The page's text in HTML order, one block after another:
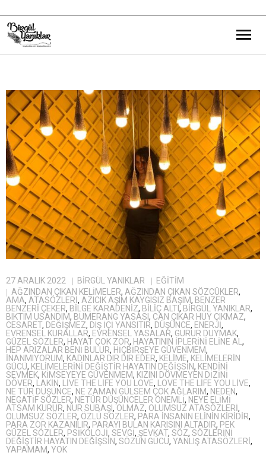
Eğitim Yazılarım
Gezi ve Kültür Yazılarım
Röportajlarım
Destek Olduğum Projeler
Yürüttüğüm Projeler
27 ARALIK 2022 BIRGÜL YANIKLAR
EĞITIM
AĞZINDAN ÇIKAN KELIMELER, AĞZINDAN ÇIKAN SÖZCÜKLER,
AMA, ATASÖZLERI, AZICIK AŞIM KAYGISIZ BAŞIM, BENZER
BENZERI ÇEKER, BILGE KARADENIZ, BILIÇ ALTI , BİRGÜL YANIKLAR,
BIKTIM USANDIM, BUMERANG YASASI , CAN ÇIKAR HUY ÇIKMAZ,
CESARET, DEĞIŞMEZ, DIŞ IÇI YANSITIR, DÜŞÜNCE, ENERJI,
EVRENSEL KURALLAR, EVRENSEL YASALAR, GURUR DUYMAK,
GÜZEL SÖZLER, HAYAT ÇOK ZOR, HAYATININ IPLERINI ELINE AL,
HEP ARIZALAR BENI BULUR, HIÇBIRŞEYE GÜVENMEM,
INANMIYORUM, KADINLAR DIR DIR EDER, KELIME, KELIMELERIN
GÜCÜ, KELIMELERINI DEĞIŞTIR HAYATIN DEĞIŞSIN, KENDINI
SEVMEK, KIMSEYEYE GÜVENMEM, KIZINI DÖVMEYEN DIZINI
DÖVER, LAKIN, LIVE THE LIFE YOU LOVE, LOVE THE LIFE YOU LIVE,
NE TÜR DÜŞÜNCE, NE ZAMAN GÜLSEM ÇOK AĞLARIM, NEDEN,
NEGATIF SÖZLER, NETÜR DÜŞÜNCELER ÖNEMLI, NEYE ELIMI
ATSAM KURUR, NUR SUBAŞI, OLMAZ, OLUMSUZ ATASÖZLERI,
OLUMSUZ SÖZLER, ÖZLÜ SÖZLER, PARA INSANIN ELININ KIRIDIR,
PARA ZOR KAZANILIR, PARAYI BULAN KARISINI ALTADIR, PEK
GÜZEL SÖZLER, PSIKOLOJI, SEVGI, ŞEVKAT, SÖZ, SÖZLERINI
DEĞIŞTIR HAYATIN DEĞIŞSIN, SÖZÜN GÜCÜ, YANLIŞ ATASÖZLERI,
YAPAMAM, YOK